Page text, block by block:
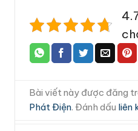
Bài viết này được đăng
Phát Điện. Đánh dấu liên